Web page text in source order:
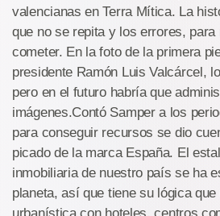
valencianas en Terra Mítica. La
que no se repita y los errores,
cometer. En la foto de la primera
presidente Ramón Luis Valcárcel,
pero en el futuro habría que
imágenes.Contó Samper a los
para conseguir recursos se dio
picado de la marca España. El
inmobiliaria de nuestro país se ha
planeta, así que tiene su lógica